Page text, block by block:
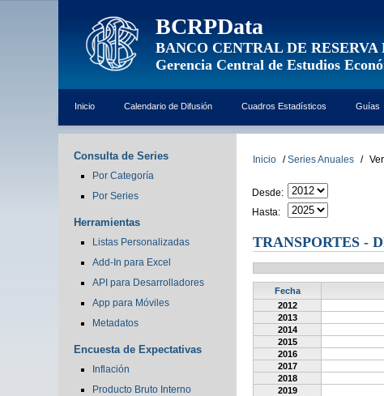
BCRPData
BANCO CENTRAL DE RESERVA
Gerencia Central de Estudios
Inicio Calendario de Difusión Cuadros Estadísticos Guías
Consulta de Series
Por Categoría
Por Series
Herramientas
Listas Personalizadas
Add-In para Excel
API para Desarrolladores
App para Móviles
Metadatos
Encuesta de Expectativas
Inflación
Producto Bruto Interno
Inicio / Series Anuales /
Desde:
Hasta:
TRANSPORTES -
Fecha
2012
2013
2014
2015
2016
2017
2018
2019